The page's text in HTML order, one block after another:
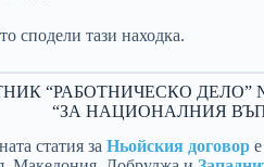
сподели тази находка.
“РАБОТНИЧЕСКО ДЕЛО”
“ЗА НАЦИОНАЛНИЯ
статия за Ньойския договор